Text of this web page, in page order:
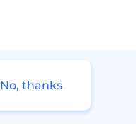
No, thanks